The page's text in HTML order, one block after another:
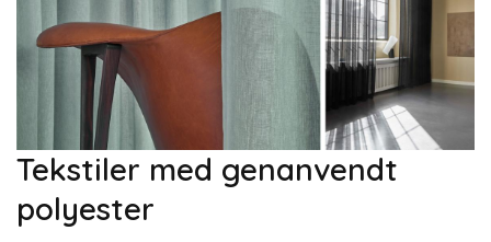
Tekstiler med genanvendt
polyester